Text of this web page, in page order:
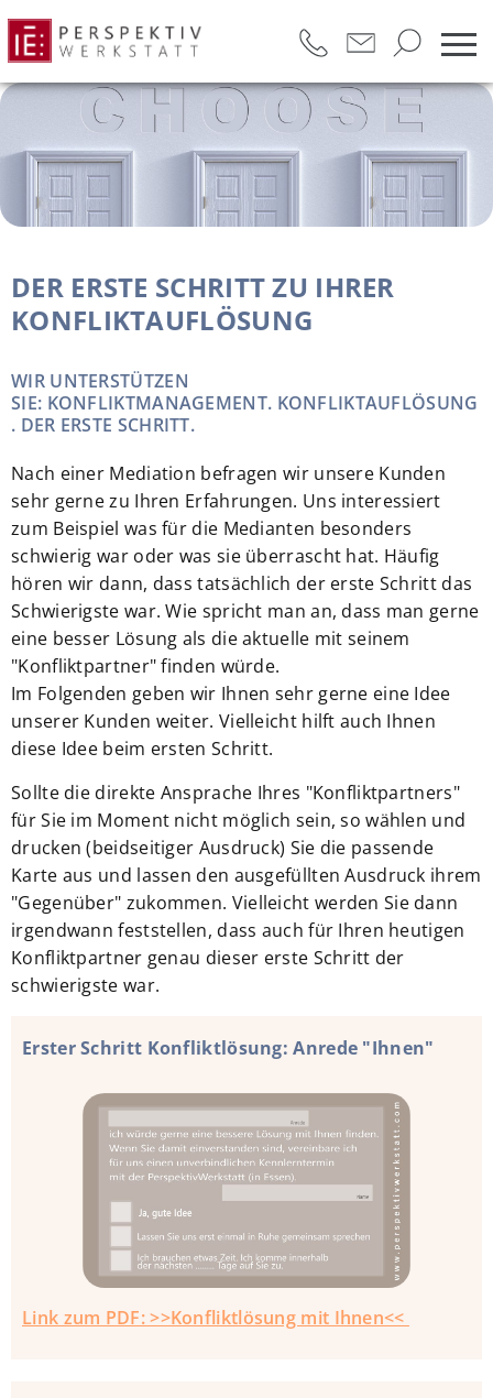
DER ERSTE SCHRITT ZU IHRER
KONFLIKTAUFLÖSUNG
WIR UNTERSTÜTZEN
SIE: KONFLIKTMANAGEMENT. KONFLIKTAUFLÖSUNG
. DER ERSTE SCHRITT.
Nach einer Mediation befragen wir unsere Kunden
sehr gerne zu Ihren Erfahrungen. Uns interessiert
zum Beispiel was für die Medianten besonders
schwierig war oder was sie überrascht hat. Häufig
hören wir dann, dass tatsächlich der erste Schritt das
Schwierigste war. Wie spricht man an, dass man gerne
eine besser Lösung als die aktuelle mit seinem
"Konfliktpartner" finden würde.
Im Folgenden geben wir Ihnen sehr gerne eine Idee
unserer Kunden weiter. Vielleicht hilft auch Ihnen
diese Idee beim ersten Schritt.
Sollte die direkte Ansprache Ihres "Konfliktpartners"
für Sie im Moment nicht möglich sein, so wählen und
drucken (beidseitiger Ausdruck) Sie die passende
Karte aus und lassen den ausgefüllten Ausdruck ihrem
"Gegenüber" zukommen. Vielleicht werden Sie dann
irgendwann feststellen, dass auch für Ihren heutigen
Konfliktpartner genau dieser erste Schritt der
schwierigste war.
Erster Schritt Konfliktlösung: Anrede "Ihnen"
Link zum PDF: >>Konfliktlösung mit Ihnen<<